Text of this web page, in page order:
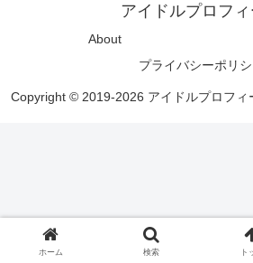
アイドルプロフ
About
プライバシーポリ
Copyright © 2019-2026 アイドルプロフィ
ホーム 検索 ト